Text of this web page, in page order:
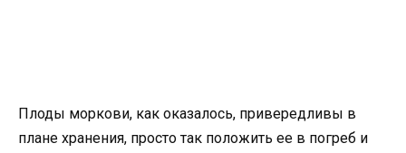
Плоды моркови, как оказалось, привередливы в
плане хранения, просто так положить ее в погреб и